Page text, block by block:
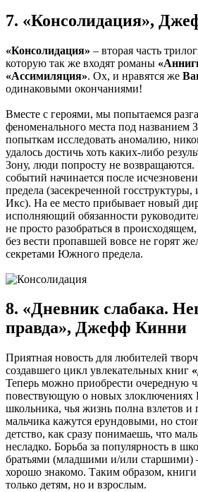
7. «Консолидация»,
«Консолидация» – вторая часть
которую так же входят романы
«Ассимиляция». Ох, и нравятся же
одинаковыми окончаниями!
Вместе с героями, мы попытаемся
феноменального места под названием
попыткам исследовать аномалию,
удалось достичь хоть каких-либо
Зону, люди попросту не возвращаются.
событий начинается после
предела (засекреченной
Икс). На ее место прибывает новый
исполняющий обязанности
не просто разобраться в
без вести пропавшей вовсе не горят
секретами Южного предела.
8. «Дневник слабака.
правда», Джефф Кинни
Приятная новость для любителей
создавшего цикл увлекательных книг
Теперь можно приобрести очередную
повествующую о новых злоключениях
школьника, чья жизнь полна взлетов
мальчика кажутся ерундовыми, но
детство, как сразу понимаешь, что
несладко. Борьба за популярность в
братьями (младшими и/или старшими)
хорошо знакомо. Таким образом, книги
только детям, но и взрослым.